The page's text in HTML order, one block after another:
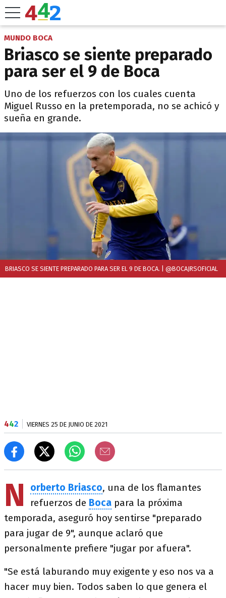
MUNDO BOCA
Briasco se siente preparado
para ser el 9 de Boca
Uno de los refuerzos con los cuales cuenta
Miguel Russo en la pretemporada, no se achicó y
sueña en grande.
BRIASCO SE SIENTE PREPARADO PARA SER EL 9 DE BOCA. | @BOCAJRSOFICIAL
442 VIERNES 25 DE JUNIO DE 2021
N orberto Briasco, una de los flamantes
refuerzos de Boca para la próxima
temporada, aseguró hoy sentirse "preparado
para jugar de 9", aunque aclaró que
personalmente prefiere "jugar por afuera".
"Se está laburando muy exigente y eso nos va a
hacer muy bien. Todos saben lo que genera el